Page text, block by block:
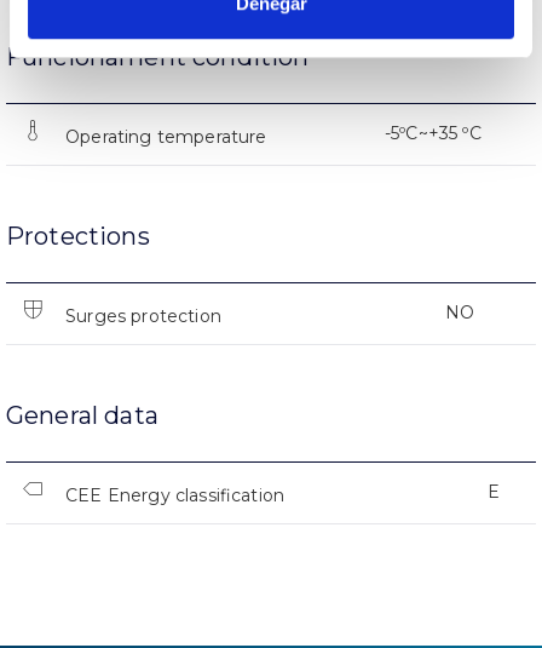
Funcionament condition
Operating temperature -5ºC~+35 ºC
Protections
Surges protection NO
General data
CEE Energy classification E